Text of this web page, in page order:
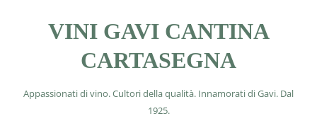
VINI GAVI CANTINA
CARTASEGNA
Appassionati di vino. Cultori della qualità. Innamorati di Gavi. Dal
1925.